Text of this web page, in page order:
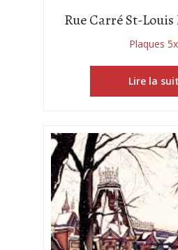
Rue Carré St-Louis
Plaques
Lire la